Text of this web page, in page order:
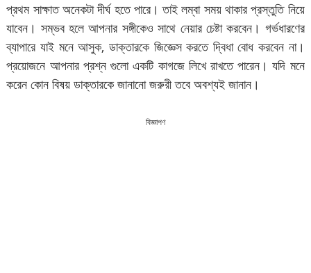
প্রথম সাক্ষাত অনেকটা দীর্ঘ হতে পারে। তাই লম্বা সময় থাকার প্রস্তুতি নিয়ে
যাবেন। সম্ভব হলে আপনার সঙ্গীকেও সাথে নেয়ার চেষ্টা করবেন। গর্ভধারণের
ব্যাপারে যাই মনে আসুক, ডাক্তারকে জিজ্ঞেস করতে দ্বিধা বোধ করবেন না।
প্রয়োজনে আপনার প্রশ্ন গুলো একটি কাগজে লিখে রাখতে পারেন। যদি মনে
করেন কোন বিষয় ডাক্তারকে জানানো জরুরী তবে অবশ্যই জানান।
বিজ্ঞাপণ